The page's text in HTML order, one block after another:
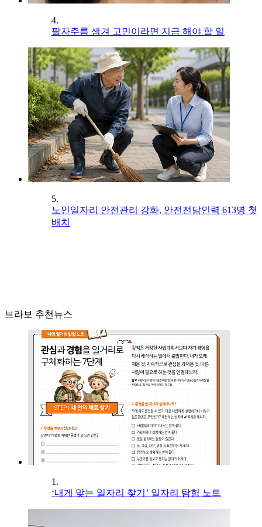
4.
팔자주름 생겨 고민이라면 지금 해야 할 일
5.
노인일자리 안전관리 강화, 안전전담인력 613명 첫
배치
브라보 추천뉴스
1.
‘내게 맞는 일자리 찾기’ 일자리 탐험 노트